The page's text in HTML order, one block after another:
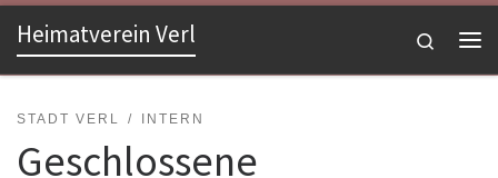
Zum Inhalt springen
Heimatverein Verl
Search
STADT VERL INTERN
Geschlossene